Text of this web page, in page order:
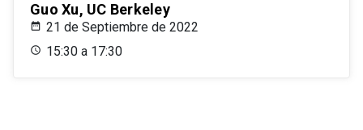
Guo Xu, UC Berkeley
21 de Septiembre de 2022
15:30 a 17:30